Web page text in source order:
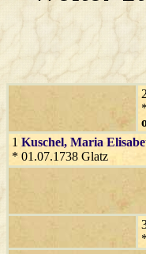
2
1 Kuschel, Maria
* 01.07.1738 Glatz